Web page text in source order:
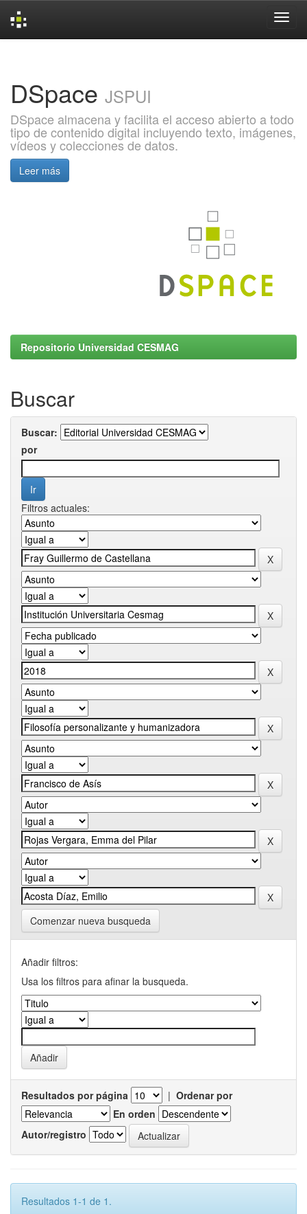
DSpace JSPUI
DSpace almacena y facilita el acceso abierto a todo
tipo de contenido digital incluyendo texto, imágenes,
vídeos y colecciones de datos.
Leer más
Repositorio Universidad CESMAG
Buscar
Buscar:
por
Filtros actuales:
Comenzar nueva busqueda
Añadir filtros:
Usa los filtros para afinar la busqueda.
Resultados por página | Ordenar por
En orden
Autor/registro
Resultados 1-1 de 1.